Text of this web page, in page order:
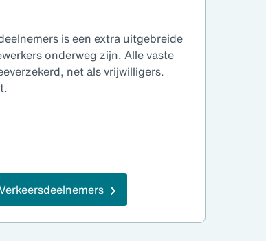
is een extra uitgebreide
onderweg zijn. Alle vaste
net als vrijwilligers.